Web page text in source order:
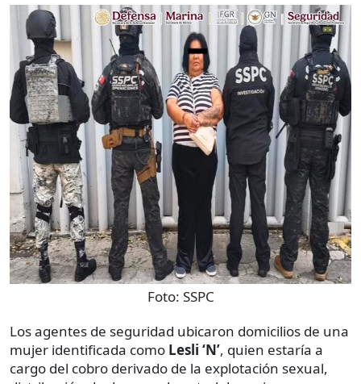
Foto: SSPC
Los agentes de seguridad ubicaron domicilios de una
mujer identificada como Lesli ‘N’, quien estaría a
cargo del cobro derivado de la explotación sexual,